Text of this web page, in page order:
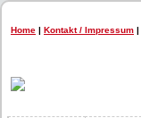
Home | Kontakt / Impressum |